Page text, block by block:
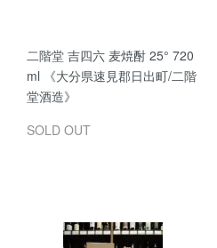
二階堂 吉四六 麦焼酎 25° 720
ml 《大分県速見郡日出町/二階
堂酒造》
SOLD OUT